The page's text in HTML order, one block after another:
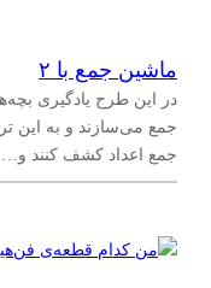
ماشین جمع با ۲
در این طرح یادگیری
جمع می‌سازند و به این
جمع اعداد کشف کنند و…